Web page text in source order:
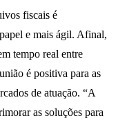
fiscais é
e mais ágil. Afinal,
tempo real entre
é positiva para as
de atuação. “A
as soluções para